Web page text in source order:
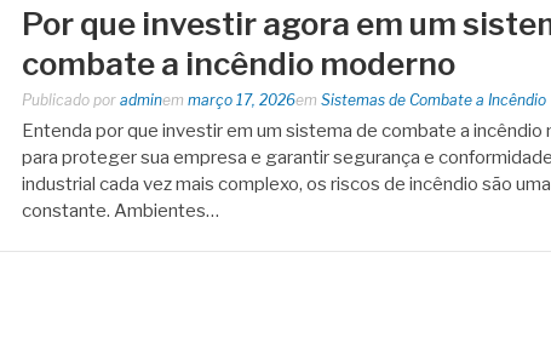
Por que investir agora em um
combate a incêndio moderno
Publicado por adminem março 17, 2026em Sistemas de Combate a Incêndio
Entenda por que investir em um sistema de combate a incêndio
para proteger sua empresa e garantir segurança e
industrial cada vez mais complexo, os riscos de incêndio são
constante. Ambientes…